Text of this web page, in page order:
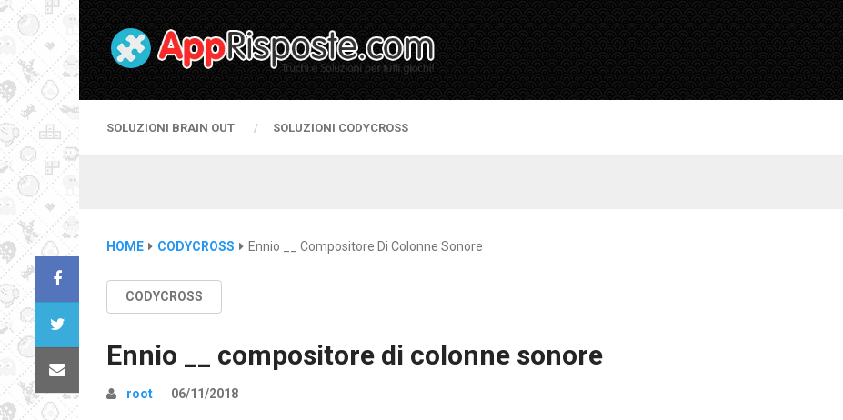
SOLUZIONI BRAIN OUT SOLUZIONI CODYCROSS
HOME CODYCROSS Ennio __ Compositore Di Colonne Sonore
CODYCROSS
Ennio __ compositore di colonne sonore
root 06/11/2018